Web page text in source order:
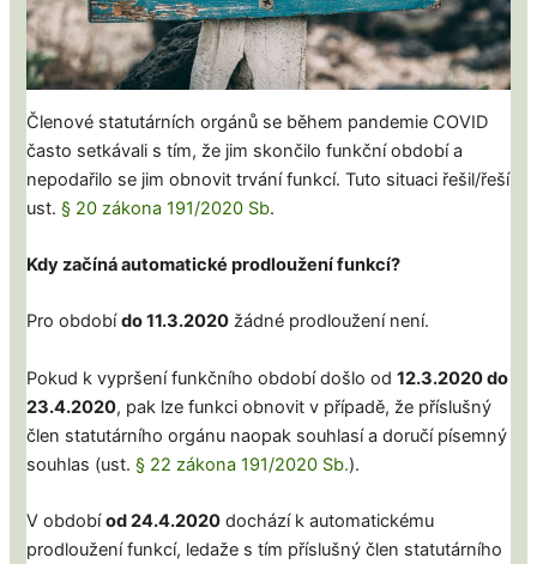
Členové statutárních orgánů se během pandemie COVID
často setkávali s tím, že jim skončilo funkční období a
nepodařilo se jim obnovit trvání funkcí. Tuto situaci řešil/řeší
ust.§ 20 zákona 191/2020 Sb.
Kdy začíná automatické prodloužení funkcí?
Pro obdobído 11.3.2020 žádné prodloužení není.
Pokud k vypršení funkčního období došlo od12.3.2020 do
23.4.2020, pak lze funkci obnovit v případě, že příslušný
člen statutárního orgánu naopak souhlasí a doručí písemný
souhlas (ust.§ 22 zákona 191/2020 Sb.).
V obdobíod 24.4.2020 dochází k automatickému
prodloužení funkcí, ledaže s tím příslušný člen statutárního